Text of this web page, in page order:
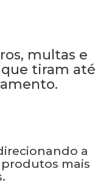
multas e
que tiram até
a
mais